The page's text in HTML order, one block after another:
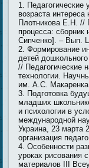
возраста интереса
Плотникова Е.Н. //
процесса:
Сипченко]. – Вып.
Формирование
детей
// Педагогические
технологии.
им. А.С.
Подготовка
младших
и психологии в
международной
Украина, 23 марта
организация
Особенности
уроках рисования
материалов ІІІ